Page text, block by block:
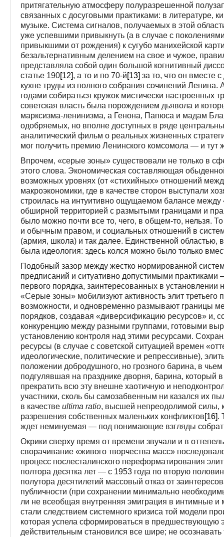
притягательную атмосферу полуразрешенной
связанных с досуговыми практиками: в литературе,
музыке. Система сигналов, получаемых в этой
уже успевшими привыкнуть (а в случае с
привыкшими от рождения) к сугубо манихейской
безальтернативным делением на свое и чужое,
представляла собой один большой когнитивный
статье 190[12], а то и по 70-й[13] за то, что он вместе
кухне труды из полного собрания сочинений Ленина.
годами собираться кружок мистически настроенных
советская власть была порождением дьявола и
марксизма-ленинизма, а Генона, Папюса и мадам
одобряемых, но вполне доступных в ряде
аналитический фильм о реальных жизненных
мог получить премию Ленинского комсомола — и тут
Впрочем, «серые зоны» существовали не только в
этого слова. Экономическая составляющая
возможных уровнях (от «стихийных» отношений
макроэкономики, где в качестве сторон выступали
строилась на интуитивно ощущаемом балансе
обширной территорией с размытыми границами и
было можно почти все то, чего, в общем-то, нельзя.
и обычным правом, и социальных отношений в
(армия, школа) и так далее. Единственной областью,
была идеология: здесь колся можно было только
Подобный зазор между жестко нормированной
предписаний и ситуативно допустимыми практиками
первого порядка, заинтересованных в
«Серые зоны» мобилизуют активность элит
возможности, и одновременно размывают границы
порядков, создавая «диверсификацию ресурсов» и,
конкуренцию между разными группами, готовыми
установлению контроля над этими ресурсами.
ресурсы (в случае с советской ситуацией времен
идеологические, политические и репрессивные),
положении добродушного, но грозного барина, в чьем
подгулявшая на празднике дворня, барина, который
прекратить всю эту внешне хаотичную и
участники, сколь бы самозабвенным ни казался их
в качестве ultima ratio, высшей непреодолимой силы,
разрешения собственных маленьких конфликтов[16].
ждет неминуемая — под понимающие взгляды
Окрики сверху время от времени звучали и в
сворачивание «живого творчества масс»
процесс послесталинского переформатирования
полтора десятка лет — с 1953 года по вторую
полутора десятилетий массовый отказ от
публичности (при сохранении минимально
ли не всеобщая внутренняя эмиграция в интимные и
стали следствием системного кризиса той модели
которая успела сформироваться в предшествующую
действительным становился все шире; не